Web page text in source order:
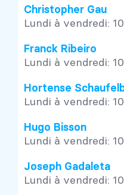
Christopher Gau
Lundi à vendredi:
Franck Ribeiro
Lundi à vendredi:
Hortense
Lundi à vendredi:
Hugo Bisson
Lundi à vendredi:
Joseph Gadaleta
Lundi à vendredi: